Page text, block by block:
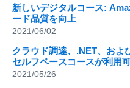
新しいデジタルコース:
ード品質を向上
2021/06/02
クラウド調達、.NET、お
セルフペースコースが利用
2021/05/26